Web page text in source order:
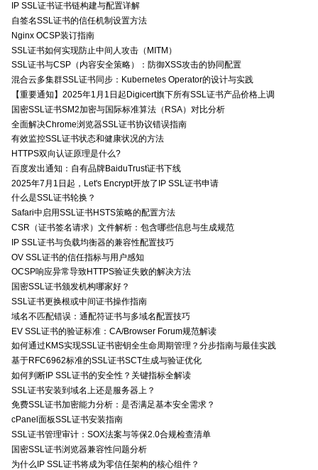
IP SSL证书证书链构建与配置详解
自签名SSL证书的信任机制设置方法
Nginx OCSP装订指南
SSL证书如何实现防止中间人攻击（MITM）
SSL证书与CSP（内容安全策略）：防御XSS攻击的协同配置
混合云多集群SSL证书同步：Kubernetes Operator的设计与实践
【重要通知】2025年1月1日起Digicert旗下所有SSL证书产品价格上调
国密SSL证书SM2加密与国际标准算法（RSA）对比分析
全面解决Chrome浏览器SSL证书协议错误指南
有效监控SSL证书状态和健康状况的方法
HTTPS双向认证原理是什么?
百度发出通知：自有品牌BaiduTrust证书下线
2025年7月1日起，Let's Encrypt开放了IP SSL证书申请
什么是SSL证书轮换？
Safari中启用SSL证书HSTS策略的配置方法
CSR（证书签名请求）文件解析：包含哪些信息与生成规范
IP SSL证书与负载均衡器的兼容性配置技巧
OV SSL证书的信任指标与用户感知
OCSP响应异常导致HTTPS验证失败的解决方法
国密SSL证书颁发机构哪家好？
SSL证书更换根或中间证书操作指南
域名不匹配错误：通配符证书与多域名配置技巧
EV SSL证书的验证标准：CA/Browser Forum规范解读
如何通过KMS实现SSL证书密钥全生命周期管理？分步指南与最佳实践
基于RFC6962标准的SSL证书SCT生成与验证优化
如何判断IP SSL证书的安全性？关键指标全解读
SSL证书安装到域名上还是服务器上？
免费SSL证书加密能力分析：是否满足基本安全需求？
cPanel面板SSL证书安装指南
SSL证书管理审计：SOX法案与等保2.0合规检查清单
国密SSL证书浏览器兼容性问题分析
为什么IP SSL证书将成为零信任架构的核心组件？